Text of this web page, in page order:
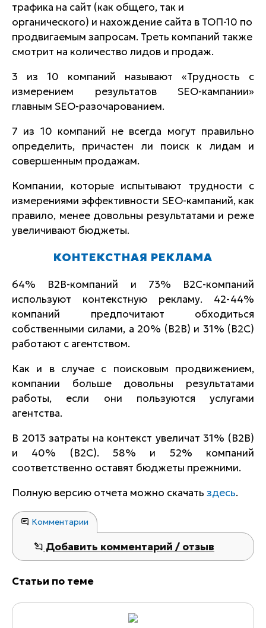
трафика на сайт (как общего, так и
органического) и нахождение сайта в ТОП-10 по
продвигаемым запросам. Треть компаний также
смотрит на количество лидов и продаж.
3 из 10 компаний называют «Трудность с
измерением результатов SEO-кампании»
главным SEO-разочарованием.
7 из 10 компаний не всегда могут правильно
определить, причастен ли поиск к лидам и
совершенным продажам.
Компании, которые испытывают трудности с
измерениями эффективности SEO-кампаний, как
правило, менее довольны результатами и реже
увеличивают бюджеты.
КОНТЕКСТНАЯ РЕКЛАМА
64% B2B-компаний и 73% B2C-компаний
используют контекстную рекламу. 42-44%
компаний предпочитают обходиться
собственными силами, а 20% (B2B) и 31% (B2C)
работают с агентством.
Как и в случае с поисковым продвижением,
компании больше довольны результатами
работы, если они пользуются услугами
агентства.
В 2013 затраты на контекст увеличат 31% (B2B)
и 40% (B2C). 58% и 52% компаний
соответственно оставят бюджеты прежними.
Полную версию отчета можно скачать здесь.
Комментарии
Добавить комментарий / отзыв
Статьи по теме